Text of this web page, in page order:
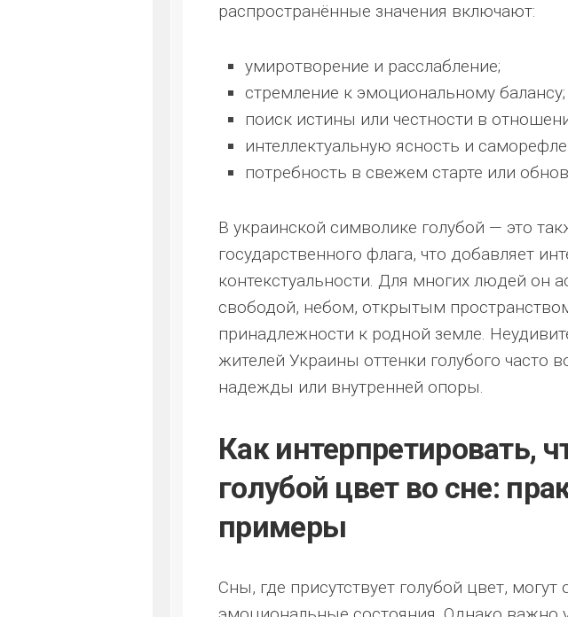
распространённые значения включают:
умиротворение и расслабление;
стремление к эмоциональному балансу;
поиск истины или честности в
интеллектуальную ясность и
потребность в свежем старте или
В украинской символике голубой — это
государственного флага, что добавляет
контекстуальности. Для многих людей он
свободой, небом, открытым
принадлежности к родной земле.
жителей Украины оттенки голубого часто
надежды или внутренней опоры.
Как интерпретировать,
голубой цвет во сне:
примеры
Сны, где присутствует голубой цвет,